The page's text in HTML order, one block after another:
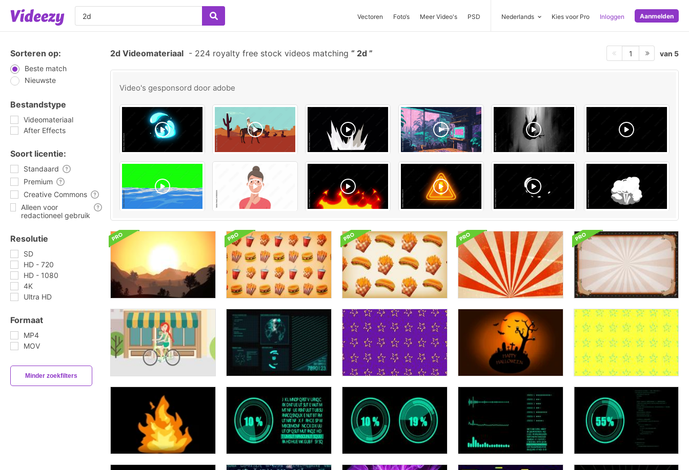
Vectoren Foto‘s Meer Video's PSD Nederlands Kies voor Pro Inloggen Aanmelden
Sorteren op:
Beste match
Nieuwste
Bestandstype
Videomateriaal
After Effects
Soort licentie:
Standaard
Premium
Creative Commons
Alleen voor
redactioneel gebruik
Resolutie
SD
HD - 720
HD - 1080
4K
Ultra HD
Formaat
MP4
MOV
Minder zoekfilters
2d Videomateriaal - 224 royalty free stock videos matching 2d 1 van 5
Video's gesponsord door adobe